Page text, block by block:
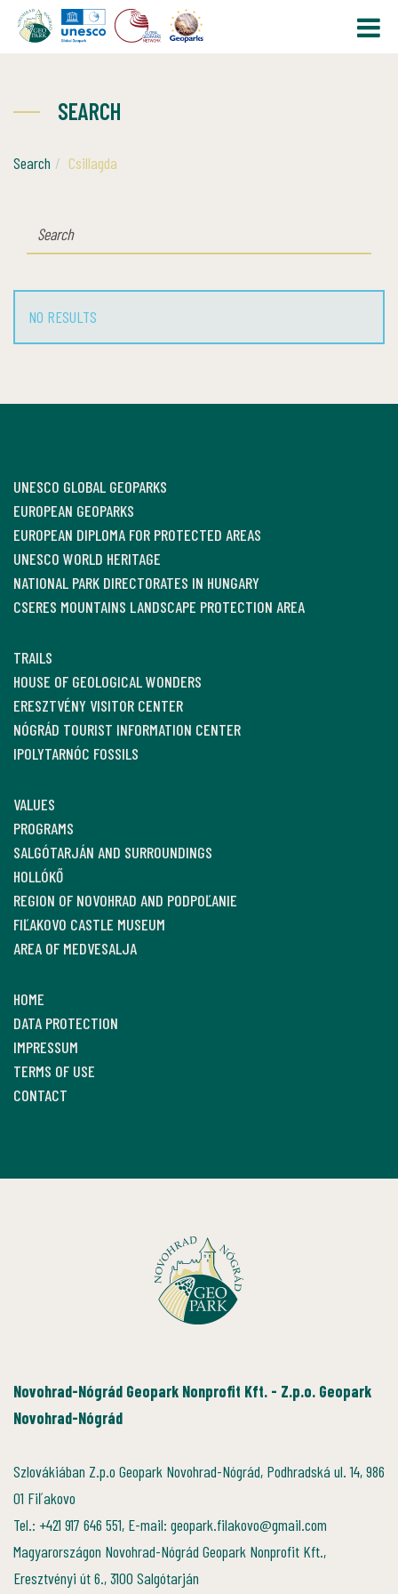
SEARCH
Search Csillagda
SEARCH
NO RESULTS
UNESCO GLOBAL GEOPARKS
EUROPEAN GEOPARKS
EUROPEAN DIPLOMA FOR PROTECTED AREAS
UNESCO WORLD HERITAGE
NATIONAL PARK DIRECTORATES IN HUNGARY
CSERES MOUNTAINS LANDSCAPE PROTECTION AREA
TRAILS
HOUSE OF GEOLOGICAL WONDERS
ERESZTVÉNY VISITOR CENTER
NÓGRÁD TOURIST INFORMATION CENTER
IPOLYTARNÓC FOSSILS
VALUES
PROGRAMS
SALGÓTARJÁN AND SURROUNDINGS
HOLLÓKŐ
REGION OF NOVOHRAD AND PODPOĽANIE
FIĽAKOVO CASTLE MUSEUM
AREA OF MEDVESALJA
HOME
DATA PROTECTION
IMPRESSUM
TERMS OF USE
CONTACT
Novohrad-Nógrád Geopark Nonprofit Kft. - Z.p.o. Geopark
Novohrad-Nógrád
Szlovákiában Z.p.o Geopark Novohrad-Nógrád, Podhradská ul. 14, 986
01 Fiľakovo
Tel.: +421 917 646 551, E-mail: geopark.filakovo@gmail.com
Magyarországon Novohrad-Nógrád Geopark Nonprofit Kft.,
Eresztvényi út 6., 3100 Salgótarján